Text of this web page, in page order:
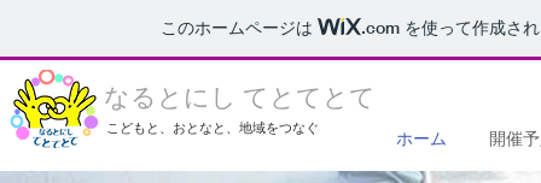
このホームページは .com を使って作成さ
なるとにし てとてとて
ホーム 開催
こどもと、おとなと、地域をつなぐ